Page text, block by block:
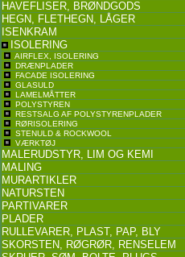
HAVEFLISER, BRØNDGODS
HEGN, FLETHEGN, LÅGER
ISENKRAM
ISOLERING
AIRFLEX, ISOLERING
DRÆNPLADER
FACADE ISOLERING
GLASULD
LAMELMÅTTER
POLYSTYREN
RESTSALG AF POLYSTYRENPLADER
RØRISOLERING
STENULD & ROCKWOOL
VÆRKTØJ
MALERUDSTYR, LIM OG KEMI
MALING
MURARTIKLER
NATURSTEN
PARTIVARER
PLADER
RULLEVARER, PLAST, PAP, BLY
SKORSTEN, RØGRØR, RENSELEM